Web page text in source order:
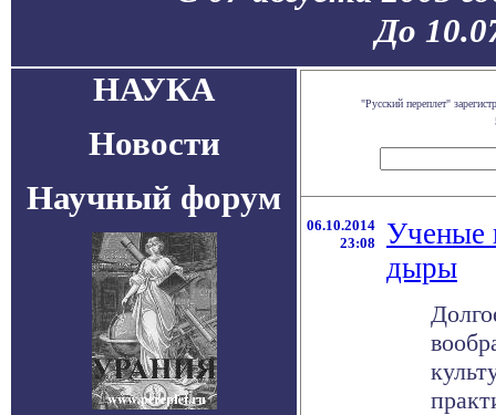
До
НАУКА
Новости
Научный форум
"Русский переплет"
06.10.2014
23:08
Ученые
дыры